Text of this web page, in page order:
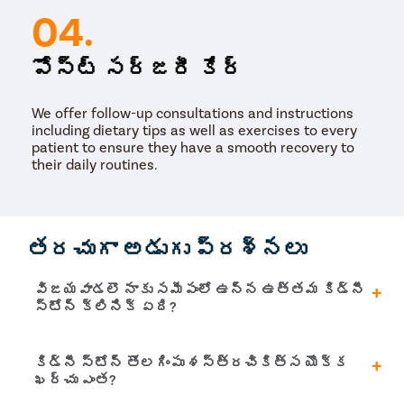
04.
పోస్ట్ సర్జరీ కేర్
We offer follow-up consultations and instructions
including dietary tips as well as exercises to every
patient to ensure they have a smooth recovery to
their daily routines.
తరచుగా అడుగు ప్రశ్నలు
విజయవాడలొ నాకు సమీపంలో ఉన్న ఉత్తమ కిడ్నీ
స్టోన్ క్లినిక్ ఏది?
ఇటీవలి కాలంలో, అనేక క్లినిక్u200cలు వచ్చాయి,
వాటిలో ప్రజలు మూత్రపిండాల్లో రాళ్లకు చికిత్స
కిడ్నీ స్టోన్ తొలగింపు శస్త్రచికిత్స యొక్క
ఖర్చు ఎంత?